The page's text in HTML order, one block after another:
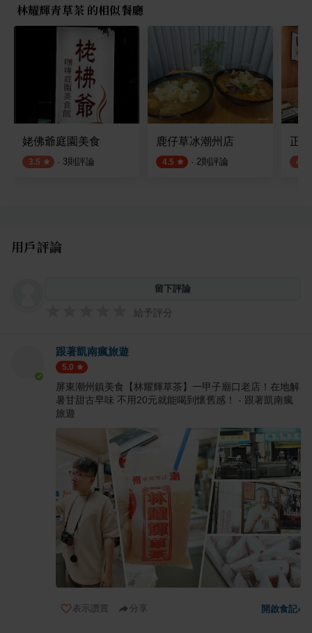
林耀輝青草茶 的相似餐廳
姥佛爺庭園美食
3.5 · 3則評論
鹿仔草冰潮州店
4.5 · 2則評論
正
4.1
用戶評論
留下評論
給予評分
跟著凱南瘋旅遊
5.0
屏東潮州鎮美食【林耀輝草茶】一甲子廟口老店！在地解
暑甘甜古早味 不用20元就能喝到懷舊感！ - 跟著凱南瘋
旅遊
表示讚賞 分享 開啟食記›